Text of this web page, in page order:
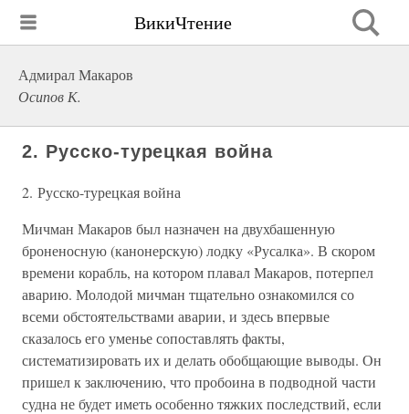
ВикиЧтение
Адмирал Макаров
Осипов К.
2. Русско-турецкая война
2. Русско-турецкая война
Мичман Макаров был назначен на двухбашенную
броненосную (канонерскую) лодку «Русалка». В скором
времени корабль, на котором плавал Макаров, потерпел
аварию. Молодой мичман тщательно ознакомился со
всеми обстоятельствами аварии, и здесь впервые
сказалось его уменье сопоставлять факты,
систематизировать их и делать обобщающие выводы. Он
пришел к заключению, что пробоина в подводной части
судна не будет иметь особенно тяжких последствий, если